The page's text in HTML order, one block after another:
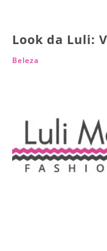
Look da Luli:
Beleza